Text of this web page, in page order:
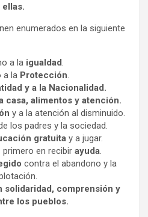
ellas.
enumerados en la siguiente
a la igualdad.
a la Protección.
y a la Nacionalidad.
casa, alimentos y atención.
y a la atención al disminuido.
los padres y la sociedad.
gratuita y a jugar.
primero en recibir ayuda.
contra el abandono y la
solidaridad, comprensión y
los pueblos.